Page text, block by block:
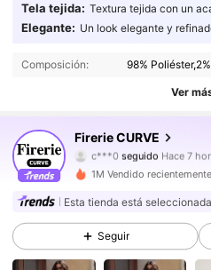
Tela tejida: Textura tejida con un
Elegante: Un look elegante y
Composición: 98%
Ver
Firerie CURVE
4,85 228K Seguidores
c***0 seguido Hace 7
228K Seguidores
1M Vendido recientemente
Esta tienda está
Seguir